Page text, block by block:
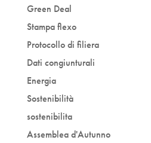
Green Deal
Stampa flexo
Protocollo di filiera
Dati congiunturali
Energia
Sostenibilità
sostenibilita
Assemblea d'Autunno